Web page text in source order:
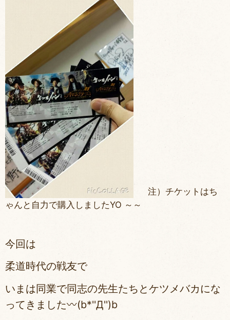
注）チケットはち
ゃんと自力で購入しましたYO ～～
今回は
柔道時代の戦友で
いまは同業で同志の先生たちとケツメバカにな
ってきました〰(b*''Д'')b